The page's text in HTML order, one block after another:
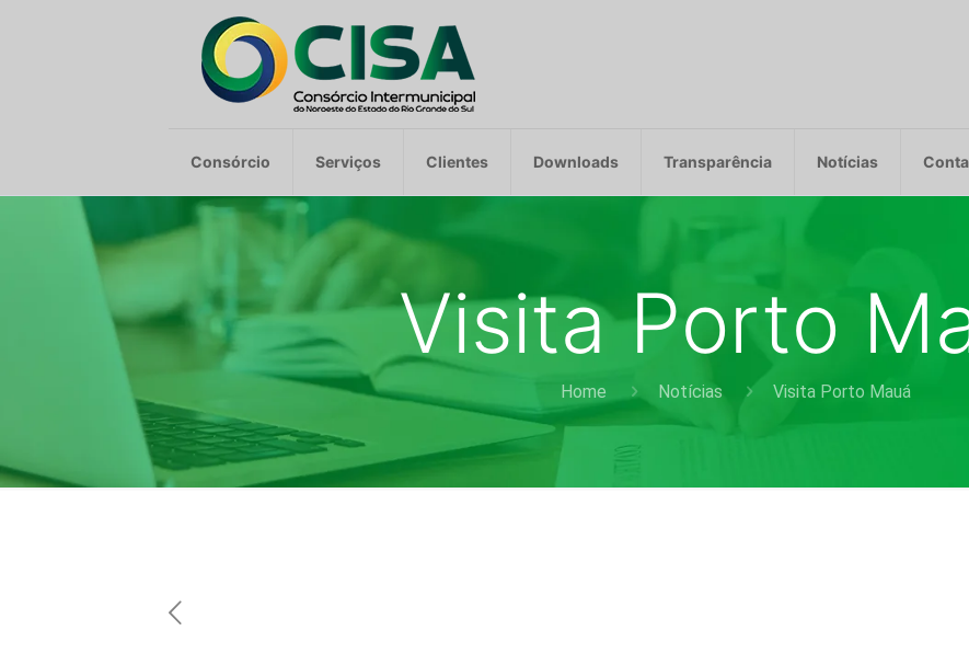
Consórcio Serviços Clientes Downloads Transparência Notícias
Visita Porto
Home Notícias Visita Porto Mauá